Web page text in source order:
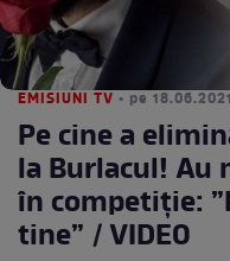
EMISIUNI TV • pe
Pe cine a
la Burlacul! Au
în competiție:
tine” / VIDEO